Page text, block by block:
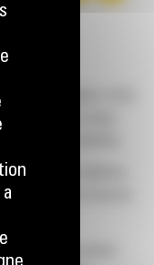
vous équipez votre
conçu
de la machine.
le flux des matières
garantit que le fond du
lors de l'excavation.